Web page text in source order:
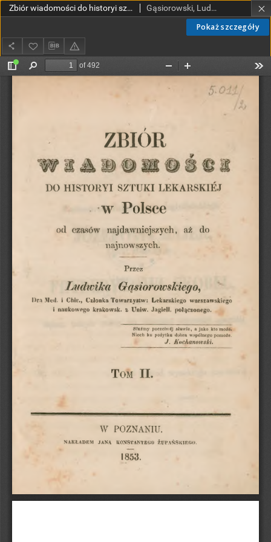
Pokaż szczegóły
Zbiór wiadomości do historyi sztuki lekarskiéj w Polsce od czasów najdawniejszych, aż do najnowszych. T. 2 / przez Ludwika Gąsiorowskiego Zbiór wiadomości do historyi sztuki lekarskiéj w Polsce od czasów najdawniejszych, aż do najnowszych. T. 2 / przez Ludwika Gąsiorowskiego Gąsiorowski, Ludwik (1807-1863)